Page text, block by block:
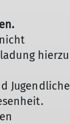
hierzu
Jugendliche